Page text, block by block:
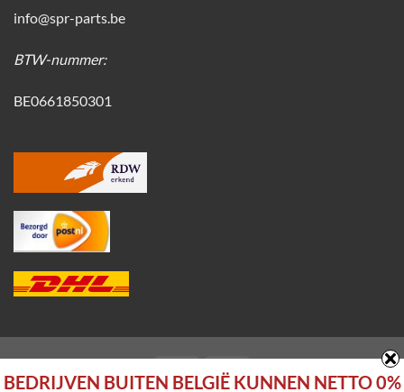
info@spr-parts.be
BTW-nummer:
BE0661850301
BEDRIJVEN BUITEN BELGIË KUNNEN NETTO 0%